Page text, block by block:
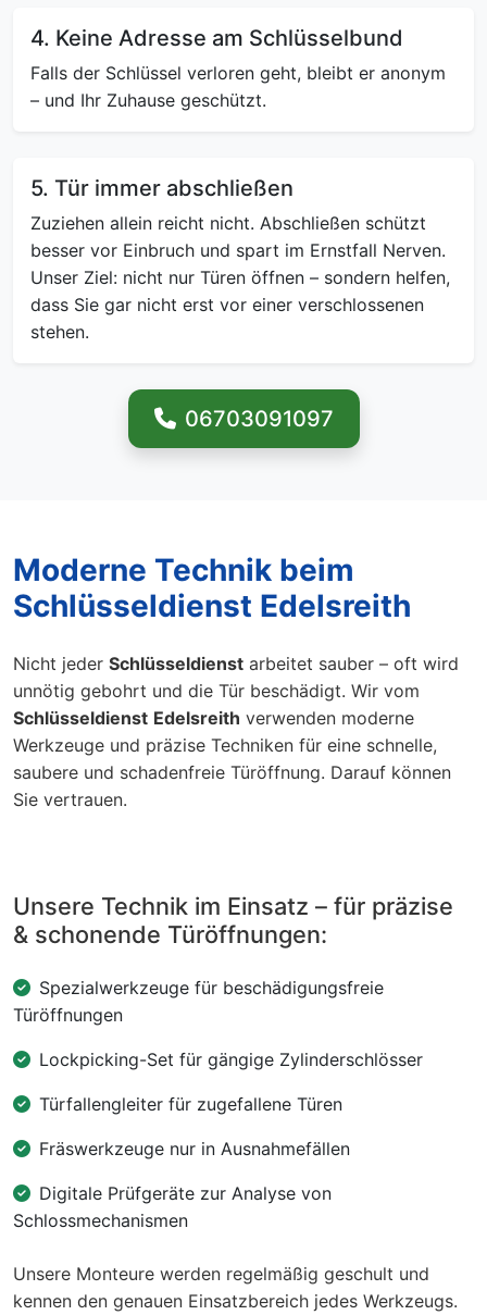
4. Keine Adresse am Schlüsselbund
Falls der Schlüssel verloren geht, bleibt er anonym
– und Ihr Zuhause geschützt.
5. Tür immer abschließen
Zuziehen allein reicht nicht. Abschließen schützt
besser vor Einbruch und spart im Ernstfall Nerven.
Unser Ziel: nicht nur Türen öffnen – sondern helfen,
dass Sie gar nicht erst vor einer verschlossenen
stehen.
06703091097
Moderne Technik beim
Schlüsseldienst Edelsreith
Nicht jeder Schlüsseldienst arbeitet sauber – oft wird
unnötig gebohrt und die Tür beschädigt. Wir vom
Schlüsseldienst Edelsreith verwenden moderne
Werkzeuge und präzise Techniken für eine schnelle,
saubere und schadenfreie Türöffnung. Darauf können
Sie vertrauen.
Unsere Technik im Einsatz – für präzise
& schonende Türöffnungen:
Spezialwerkzeuge für beschädigungsfreie
Türöffnungen
Lockpicking-Set für gängige Zylinderschlösser
Türfallengleiter für zugefallene Türen
Fräswerkzeuge nur in Ausnahmefällen
Digitale Prüfgeräte zur Analyse von
Schlossmechanismen
Unsere Monteure werden regelmäßig geschult und
kennen den genauen Einsatzbereich jedes Werkzeugs.